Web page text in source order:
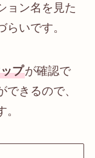
ョン名を見た
いです。
プが確認で
きるので、